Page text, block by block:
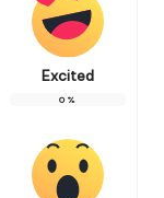
Excited
0%